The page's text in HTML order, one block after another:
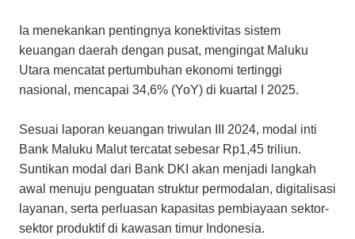
Ia menekankan pentingnya konektivitas sistem
keuangan daerah dengan pusat, mengingat Maluku
Utara mencatat pertumbuhan ekonomi tertinggi
nasional, mencapai 34,6% (YoY) di kuartal I 2025.
Sesuai laporan keuangan triwulan III 2024, modal inti
Bank Maluku Malut tercatat sebesar Rp1,45 triliun.
Suntikan modal dari Bank DKI akan menjadi langkah
awal menuju penguatan struktur permodalan, digitalisasi
layanan, serta perluasan kapasitas pembiayaan sektor-
sektor produktif di kawasan timur Indonesia.